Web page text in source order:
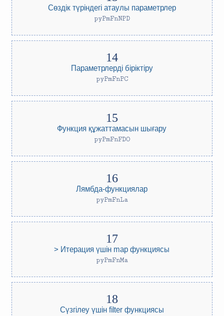
Сөздік түріндегі атаулы параметрлер
pyPmFnNPD
Параметрлерді біріктіру
pyPmFnPC
Функция құжаттамасын шығару
pyPmFnFDO
Лямбда-функциялар
pyPmFnLa
> Итерация үшін map функциясы
pyPmFnMa
Сүзгілеу үшін filter функциясы